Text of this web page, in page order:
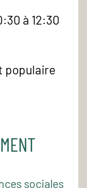
à 12:30
populaire
sociales